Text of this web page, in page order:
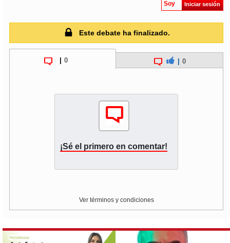
Soy Iniciar sesión
Este debate ha finalizado.
0 0
¡Sé el primero en comentar!
Ver términos y condiciones